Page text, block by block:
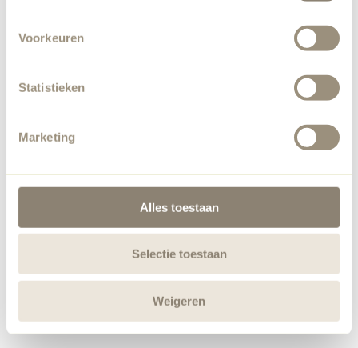
Voorkeuren
Statistieken
Marketing
Alles toestaan
Selectie toestaan
Weigeren